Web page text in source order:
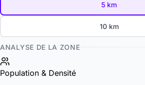
5 km
10 km
ANALYSE DE LA ZONE
Population & Densité